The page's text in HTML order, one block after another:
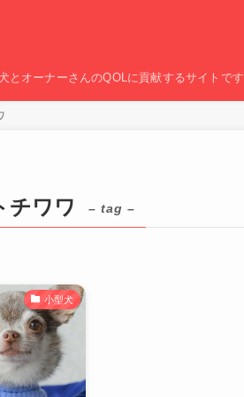
とオーナーさんのQOLに貢献するサイトです
チワワ – tag –
小型犬